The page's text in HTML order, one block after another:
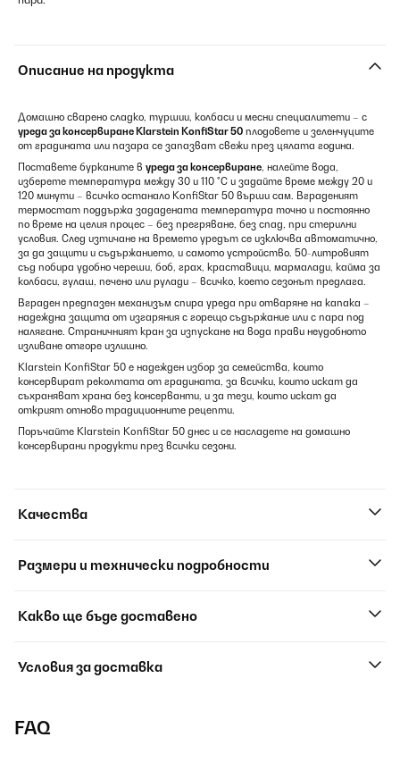
Описание на продукта
Домашно сварено сладко, туршии, колбаси и месни специалитети – с
уреда за консервиране Klarstein KonfiStar 50 плодовете и зеленчуците
от градината или пазара се запазват свежи през цялата година.
Поставете бурканите в уреда за консервиране, налейте вода,
изберете температура между 30 и 110 °C и задайте време между 20 и
120 минути – всичко останало KonfiStar 50 върши сам. Вграденият
термостат поддържа зададената температура точно и постоянно
по време на целия процес – без прегряване, без спад, при стерилни
условия. След изтичане на времето уредът се изключва автоматично,
за да защити и съдържанието, и самото устройство. 50-литровият
съд побира удобно череши, боб, грах, краставици, мармалади, кайма за
колбаси, гулаш, печено или рулади – всичко, което сезонът предлага.
Вграден предпазен механизъм спира уреда при отваряне на капака –
надеждна защита от изгаряния с горещо съдържание или с пара под
налягане. Страничният кран за изпускане на вода прави неудобното
изливане отгоре излишно.
Klarstein KonfiStar 50 е надежден избор за семейства, които
консервират реколтата от градината, за всички, които искат да
съхраняват храна без консерванти, и за тези, които искат да
открият отново традиционните рецепти.
Поръчайте Klarstein KonfiStar 50 днес и се насладете на домашно
консервирани продукти през всички сезони.
Качества
Размери и технически подробности
Какво ще бъде доставено
Условия за доставка
FAQ